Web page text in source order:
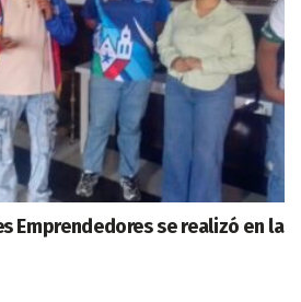
Emprendedores se realizó en la